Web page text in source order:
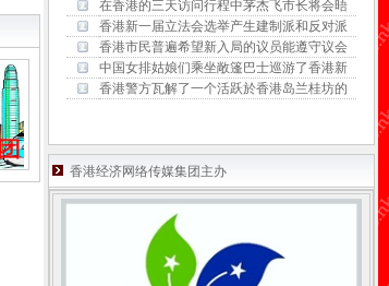
在香港的三天访问行程中茅杰飞市长将会晤
香港新一届立法会选举产生建制派和反对派
香港市民普遍希望新入局的议员能遵守议会
中国女排姑娘们乘坐敞篷巴士巡游了香港新
香港警方瓦解了一个活跃於香港岛兰桂坊的
香港经济网络传媒集团主办